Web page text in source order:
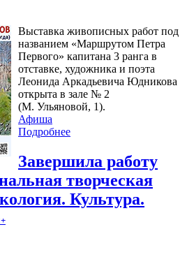
Выставка живописных работ под
названием «Маршрутом Петра
Первого» капитана 3 ранга в
отставке, художника и поэта
Леонида Аркадьевича Юдникова
открыта в зале № 2
(М. Ульяновой, 1).
Афиша
Подробнее
Завершила работу
творческая
Культура.